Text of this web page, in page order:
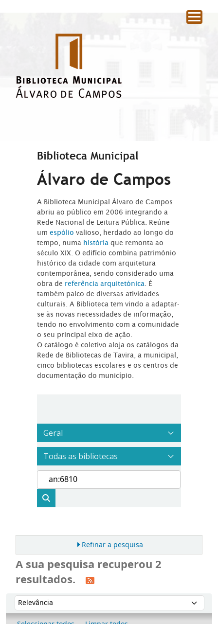
Biblioteca Municipal
Álvaro de Campos
A Biblioteca Municipal Álvaro de Campos
abriu ao público em 2006 integrando a
Rede Nacional de Leitura Pública. Reúne
umespóliovalioso, herdado ao longo do
tempo, numa história que remonta ao
século XIX. O edifício combina património
histórico da cidade com arquitetura
contemporânea, sendo considerado uma
obra de referência arquitetónica . É
também palco de diversas atividades
culturais. A Biblioteca tem vindo a adaptar-
se às novas necessidades de informação,
tendo no envolvimento com a comunidade
o seu principal eixo de ação.
O catálogo é coletivo aloja os catálogos da
Rede de Bibliotecas de Tavira, a municipal,
cinco bibliotecas escolares e os centros de
documentação do município.
Refinar a pesquisa
A sua pesquisa recuperou 2
resultados.
Ordenar
Ordenar por: